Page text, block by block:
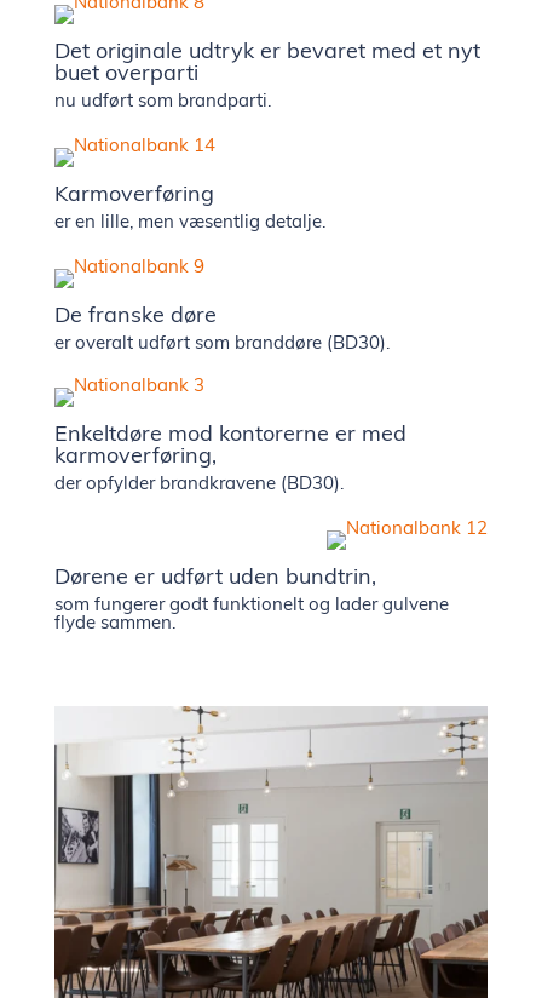
Ledige
Det originale udtryk er bevaret med et nyt
buet overparti
nu udført som brandparti.
Karmoverføring
er en lille, men væsentlig detalje.
De franske døre
er overalt udført som branddøre (BD30).
Enkeltdøre mod kontorerne er med
karmoverføring,
der opfylder brandkravene (BD30).
Dørene er udført uden bundtrin,
som fungerer godt funktionelt og lader gulvene
flyde sammen.